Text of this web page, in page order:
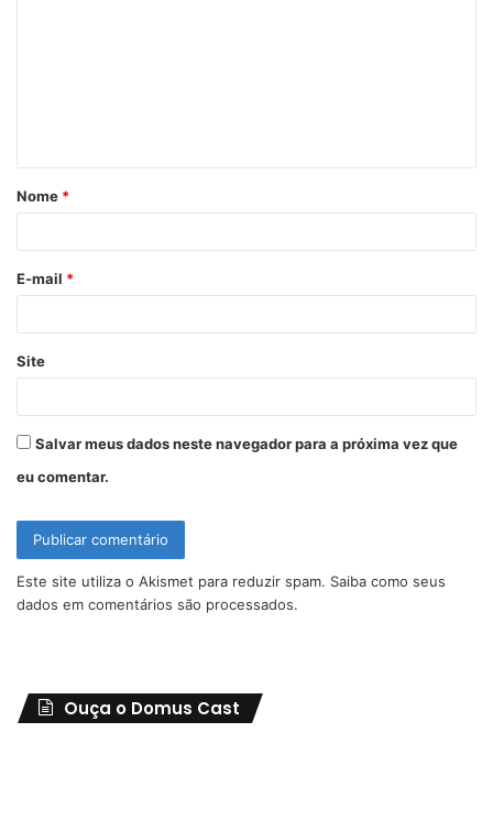
á
r
*
Nome *
E-mail *
Site
Salvar meus dados neste navegador para a próxima vez que
eu comentar.
Este site utiliza o Akismet para reduzir spam. Saiba como seus
dados em comentários são processados.
Ouça o Domus Cast